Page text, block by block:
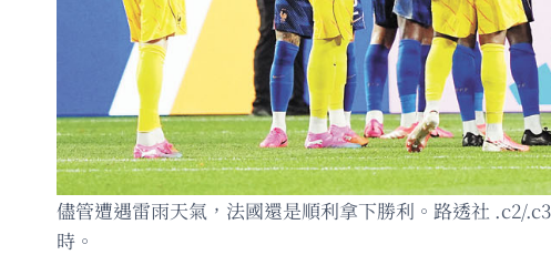
儘管遭遇雷雨天氣，法國還是順利拿下勝利。路透社 .c2/
時。